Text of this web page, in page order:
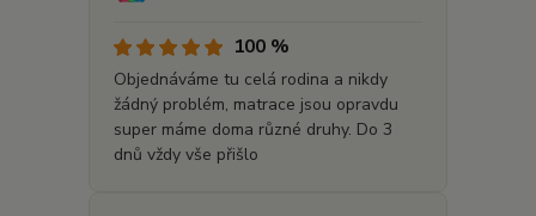
100 %
Objednáváme tu celá rodina a nikdy
žádný problém, matrace jsou opravdu
super máme doma různé druhy. Do 3
dnů vždy vše přišlo